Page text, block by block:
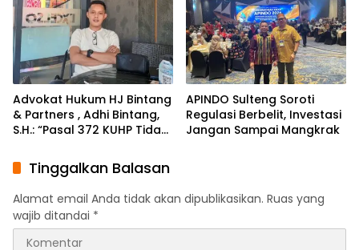
Advokat Hukum HJ Bintang
& Partners , Adhi Bintang,
S.H.: “Pasal 372 KUHP Tidak
terhadap Objek Tanah”
APINDO Sulteng Soroti
Regulasi Berbelit, Investasi
Jangan Sampai Mangkrak
Tinggalkan Balasan
Alamat email Anda tidak akan dipublikasikan. Ruas yang
wajib ditandai *